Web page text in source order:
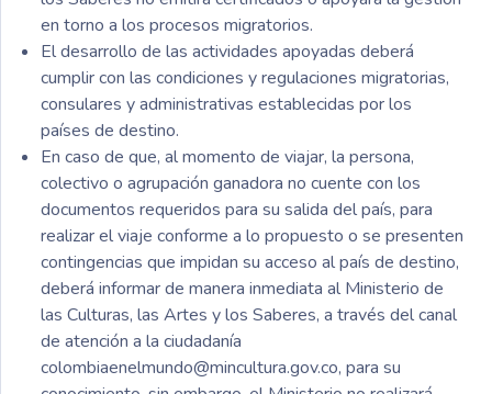
en torno a los procesos migratorios.
El desarrollo de las actividades apoyadas deberá
cumplir con las condiciones y regulaciones migratorias,
consulares y administrativas establecidas por los
países de destino.
En caso de que, al momento de viajar, la persona,
colectivo o agrupación ganadora no cuente con los
documentos requeridos para su salida del país, para
realizar el viaje conforme a lo propuesto o se presenten
contingencias que impidan su acceso al país de destino,
deberá informar de manera inmediata al Ministerio de
las Culturas, las Artes y los Saberes, a través del canal
de atención a la ciudadanía
colombiaenelmundo@mincultura.gov.co, para su